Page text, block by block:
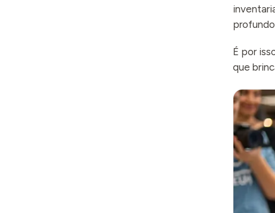
É por
que